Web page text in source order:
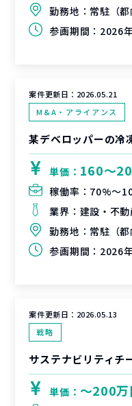
勤務地： 常駐（都
参画期間： 2026年6
案件更新日： 2026.05.21
M&A・アライアンス
某デベロッパーの冷
単価： 160〜
稼働率： 70%〜
業界： 建設・不動
勤務地： 常駐（都
参画期間： 2026年
案件更新日： 2026.05.13
戦略
単価： 〜200万